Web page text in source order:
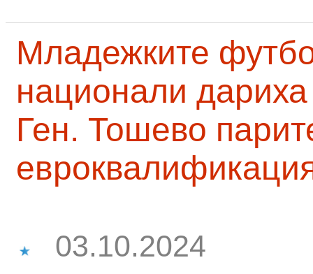
Младежките
национали
Ген. Тошево
03.10.2024